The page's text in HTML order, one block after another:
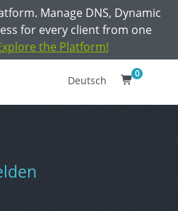
Manage DNS, Dynamic
for every client from one
the Platform!
Deutsch 0